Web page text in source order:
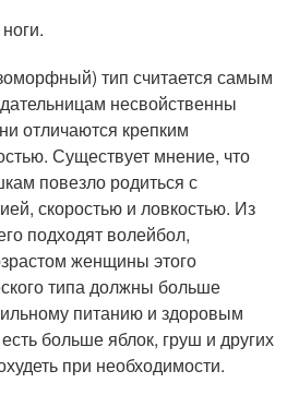
тип считается самым
несвойственны
отличаются крепким
Существует мнение, что
повезло родиться с
скоростью и ловкостью. Из
подходят волейбол,
женщины этого
типа должны больше
питанию и здоровым
больше яблок, груш и других
при необходимости.